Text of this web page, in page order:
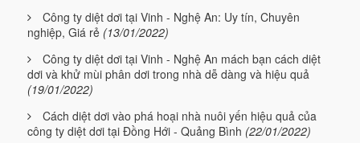
Công ty diệt dơi tại Vinh - Nghệ An: Uy tín, Chuyên
nghiệp, Giá rẻ (13/01/2022)
Công ty diệt dơi tại Vinh - Nghệ An mách bạn cách diệt
dơi và khử mùi phân dơi trong nhà dễ dàng và hiệu quả
(19/01/2022)
Cách diệt dơi vào phá hoại nhà nuôi yến hiệu quả của
công ty diệt dơi tại Đồng Hới - Quảng Bình (22/01/2022)